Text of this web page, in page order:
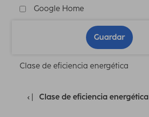
Google Home
Guardar
Clase de eficiencia energética
Clase de eficiencia energética